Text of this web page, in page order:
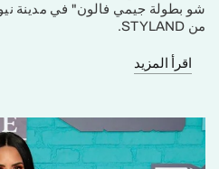
شو بطولة جيمي فالون" في مدينة
من STYLAND.
اقرأ المزيد